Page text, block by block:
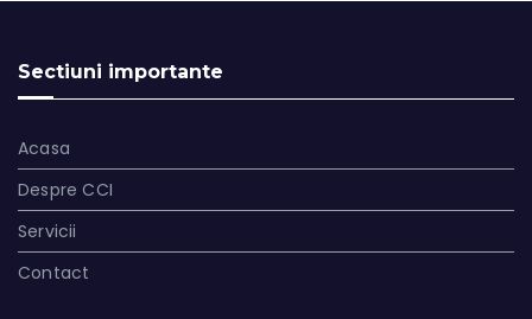
Sectiuni importante
Acasa
Despre CCI
Servicii
Contact